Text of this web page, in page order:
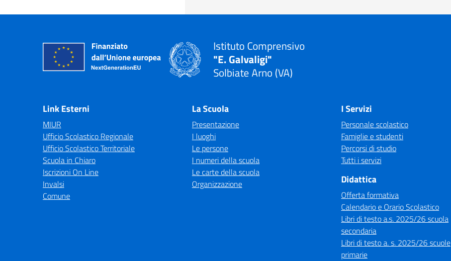
Istituto Comprensivo
"E. Galvaligi"
Solbiate Arno (VA)
Link Esterni
MIUR
Ufficio Scolastico Regionale
Ufficio Scolastico Territoriale
Scuola in Chiaro
Iscrizioni On Line
Invalsi
Comune
La Scuola
Presentazione
I luoghi
Le persone
I numeri della scuola
Le carte della scuola
Organizzazione
I Servizi
Personale scolastico
Famiglie e studenti
Percorsi di studio
Tutti i servizi
Didattica
Offerta formativa
Calendario e Orario Scolastico
Libri di testo a.s. 2025/26 scuola
secondaria
Libri di testo a. s. 2025/26 scuole
primarie